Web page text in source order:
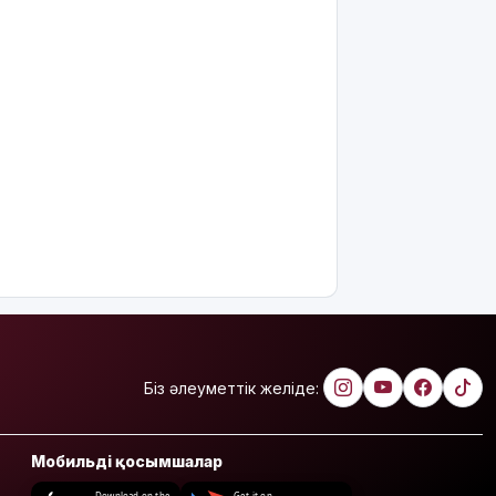
Біз әлеуметтік желіде:
Мобильді қосымшалар